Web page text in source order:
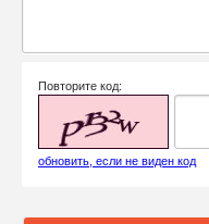
Повторите код:
обновить, если не виден код